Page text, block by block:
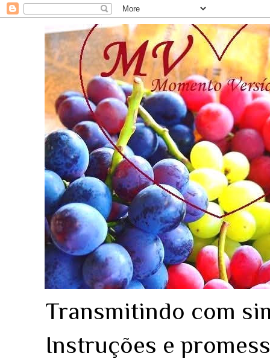
Transmitindo com
Instruções e